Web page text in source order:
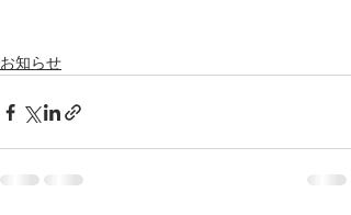
お知らせ